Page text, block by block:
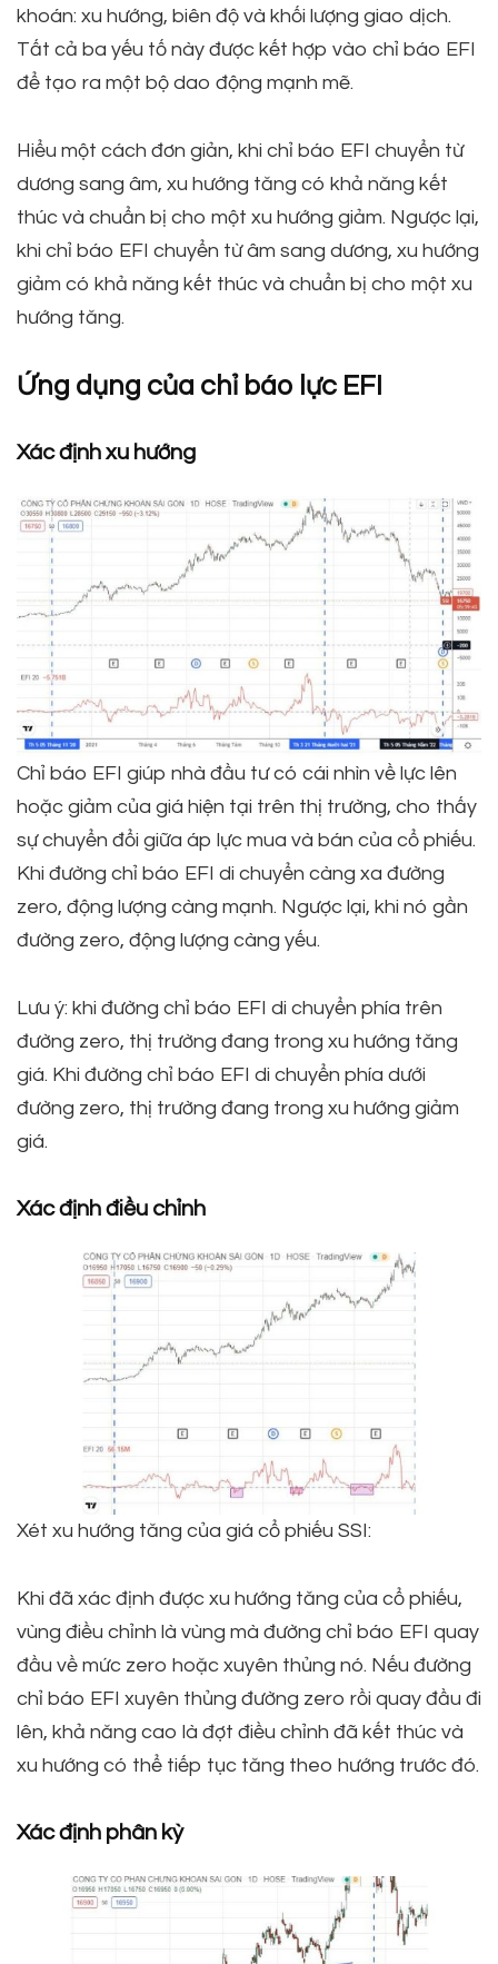
khoán: xu hướng, biên độ và khối lượng giao dịch.
Tất cả ba yếu tố này được kết hợp vào chỉ báo EFI
để tạo ra một bộ dao động mạnh mẽ.
Hiểu một cách đơn giản, khi chỉ báo EFI chuyển từ
dương sang âm, xu hướng tăng có khả năng kết
thúc và chuẩn bị cho một xu hướng giảm. Ngược lại,
khi chỉ báo EFI chuyển từ âm sang dương, xu hướng
giảm có khả năng kết thúc và chuẩn bị cho một xu
hướng tăng.
Ứng dụng của chỉ báo lực EFI
Xác định xu hướng
Chỉ báo EFI giúp nhà đầu tư có cái nhìn về lực lên
hoặc giảm của giá hiện tại trên thị trường, cho thấy
sự chuyển đổi giữa áp lực mua và bán của cổ phiếu.
Khi đường chỉ báo EFI di chuyển càng xa đường
zero, động lượng càng mạnh. Ngược lại, khi nó gần
đường zero, động lượng càng yếu.
Lưu ý: khi đường chỉ báo EFI di chuyển phía trên
đường zero, thị trường đang trong xu hướng tăng
giá. Khi đường chỉ báo EFI di chuyển phía dưới
đường zero, thị trường đang trong xu hướng giảm
giá.
Xác định điều chỉnh
Xét xu hướng tăng của giá cổ phiếu SSI:
Khi đã xác định được xu hướng tăng của cổ phiếu,
vùng điều chỉnh là vùng mà đường chỉ báo EFI quay
đầu về mức zero hoặc xuyên thủng nó. Nếu đường
chỉ báo EFI xuyên thủng đường zero rồi quay đầu đi
lên, khả năng cao là đợt điều chỉnh đã kết thúc và
xu hướng có thể tiếp tục tăng theo hướng trước đó.
Xác định phân kỳ